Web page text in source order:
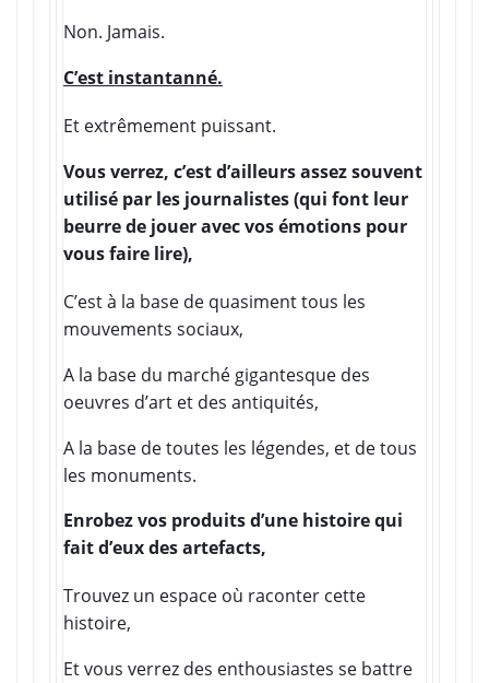
Non. Jamais.
C’est instantanné.
Et extrêmement puissant.
Vous verrez, c’est d’ailleurs assez souvent
utilisé par les journalistes (qui font leur
beurre de jouer avec vos émotions pour
vous faire lire),
C’est à la base de quasiment tous les
mouvements sociaux,
A la base du marché gigantesque des
oeuvres d’art et des antiquités,
A la base de toutes les légendes, et de tous
les monuments.
Enrobez vos produits d’une histoire qui
fait d’eux des artefacts,
Trouvez un espace où raconter cette
histoire,
Et vous verrez des enthousiastes se battre